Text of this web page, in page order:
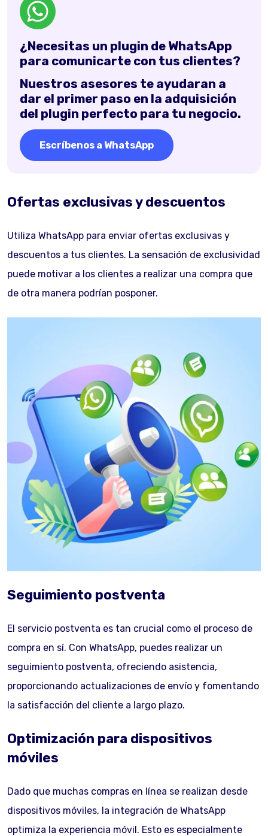
¿Necesitas un plugin de WhatsApp
para comunicarte con tus clientes?
Nuestros asesores te ayudaran a
dar el primer paso en la adquisición
del plugin perfecto para tu negocio.
Escríbenos a WhatsApp
Ofertas exclusivas y descuentos
Utiliza WhatsApp para enviar ofertas exclusivas y
descuentos a tus clientes. La sensación de exclusividad
puede motivar a los clientes a realizar una compra que
de otra manera podrían posponer.
Seguimiento postventa
El servicio postventa es tan crucial como el proceso de
compra en sí. Con WhatsApp, puedes realizar un
seguimiento postventa, ofreciendo asistencia,
proporcionando actualizaciones de envío y fomentando
la satisfacción del cliente a largo plazo.
Optimización para dispositivos
móviles
Dado que muchas compras en línea se realizan desde
dispositivos móviles, la integración de WhatsApp
optimiza la experiencia móvil. Esto es especialmente